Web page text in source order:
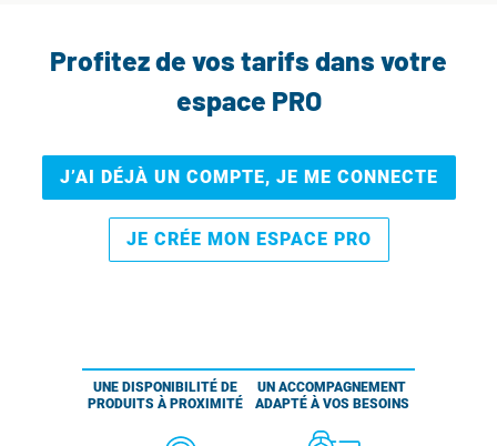
Profitez de vos tarifs dans votre
espace PRO
J’AI DÉJÀ UN COMPTE, JE ME CONNECTE
JE CRÉE MON ESPACE PRO
UNE DISPONIBILITÉ DE
PRODUITS À PROXIMITÉ
UN ACCOMPAGNEMENT
ADAPTÉ À VOS BESOINS